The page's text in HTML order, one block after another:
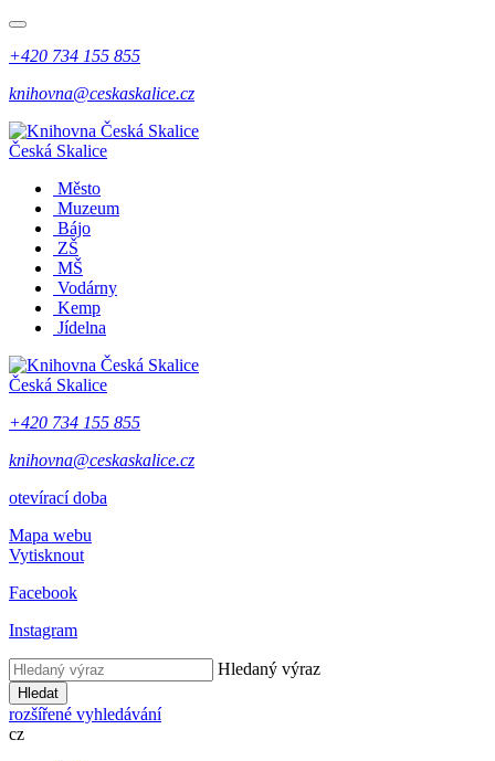
+420 734 155 855
knihovna@ceskaskalice.cz
Česká Skalice
Město
Muzeum
Bájo
ZŠ
MŠ
Vodárny
Kemp
Jídelna
Česká Skalice
+420 734 155 855
knihovna@ceskaskalice.cz
otevírací doba
Mapa webu
Vytisknout
Facebook
Instagram
Hledaný výraz
Hledat
rozšířené vyhledávání
cz